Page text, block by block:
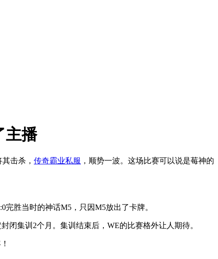
主播
击杀， 传奇霸业私服 ，顺势一波。这场比赛可以说是莓神的
胜当时的神话M5，只因M5放出了卡牌。
闭集训2个月。集训结束后，WE的比赛格外让人期待。